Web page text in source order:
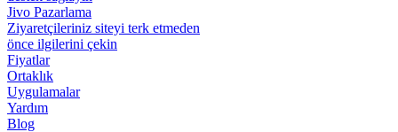
Jivo Pazarlama
Ziyaretçileriniz siteyi terk etmeden
önce ilgilerini çekin
Fiyatlar
Ortaklık
Uygulamalar
Yardım
Blog